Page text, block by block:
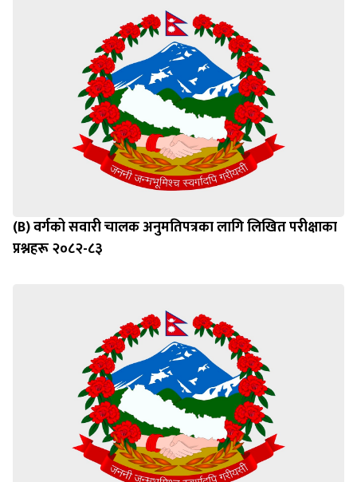
(B) वर्गको सवारी चालक अनुमतिपत्रका लागि लिखित परीक्षाका
प्रश्नहरू २०८२-८३